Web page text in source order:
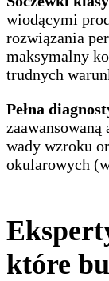
wiodącymi
rozwiązania
maksymalny
trudnych
Pełna
wady wzroku
okularowych
które